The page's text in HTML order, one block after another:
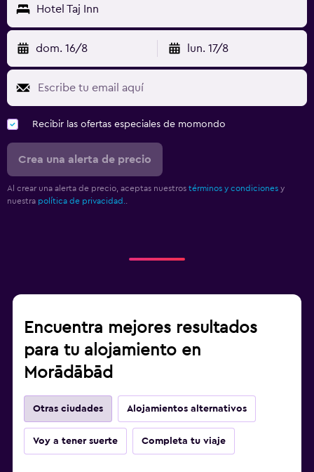
Hotel Taj Inn
dom. 16/8 lun. 17/8
Recibir las ofertas especiales de momondo
Crea una alerta de precio
Al crear una alerta de precio, aceptas nuestros términos y condiciones y
nuestra política de privacidad.
Encuentra mejores resultados
para tu alojamiento en
Morādābād
Otras ciudades Alojamientos alternativos
Voy a tener suerte Completa tu viaje